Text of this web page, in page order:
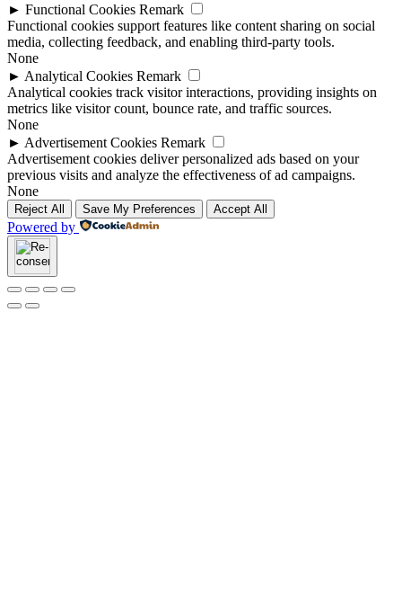
► Functional Cookies Remark
Functional cookies support features like content sharing on social
media, collecting feedback, and enabling third-party tools.
None
► Analytical Cookies Remark
Analytical cookies track visitor interactions, providing insights on
metrics like visitor count, bounce rate, and traffic sources.
None
► Advertisement Cookies Remark
Advertisement cookies deliver personalized ads based on your
previous visits and analyze the effectiveness of ad campaigns.
None
Reject All Save My Preferences Accept All
Powered by